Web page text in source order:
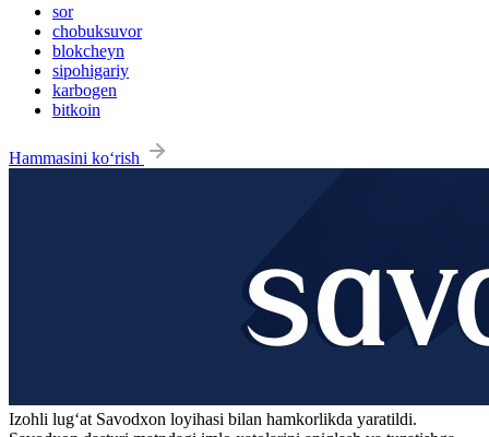
sor
chobuksuvor
blokcheyn
sipohigariy
karbogen
bitkoin
Hammasini ko‘rish
Izohli lugʻat Savodxon loyihasi bilan hamkorlikda yaratildi.